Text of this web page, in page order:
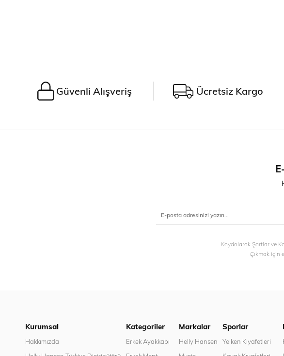
Güvenli Alışveriş Ücretsiz Kargo
Kaydolarak Şartlar ve
Çıkmak için
Kurumsal
Hakkımızda
Kategoriler
Erkek Ayakkabı
Markalar
Helly Hansen
Sporlar
Yelken Kıyafetleri